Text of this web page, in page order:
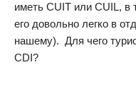
иметь CUIT или CUIL, в
его довольно легко в
нашему). Для чего
CDI?